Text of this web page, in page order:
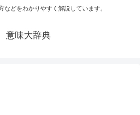
などをわかりやすく解説しています。
意味大辞典